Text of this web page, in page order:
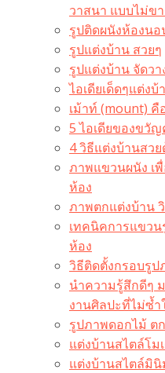
วาสนา แบบไม่ข
รูปติดผนังห้องนอ
รูปแต่งบ้าน สวยๆ
รูปแต่งบ้าน จัดว
ไอเดียเด็ดๆแต่ง
เม้าท์ (mount) คื
5 ไอเดียของขวั
4 วิธีแต่งบ้านสว
ภาพแขวนผนัง เ
ห้อง
ภาพตกแต่งบ้าน
เทคนิคการแขว
ห้อง
วิธีติดตั้งกรอบรู
นำความรู้สึกดีๆ
งานศิลปะที่ไม่ซ้ำ
รูปภาพดอกไม้ ต
แต่งบ้านสไตล์โม
แต่งบ้านสไตล์มิ